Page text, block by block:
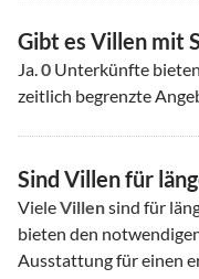
Gibt es Villen mit
Ja.0 Unterkünfte
zeitlich begrenzte
Sind Villen für
VieleVillensind für
bieten den
Ausstattung für einen